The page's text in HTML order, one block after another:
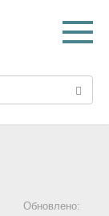
Обновлено: